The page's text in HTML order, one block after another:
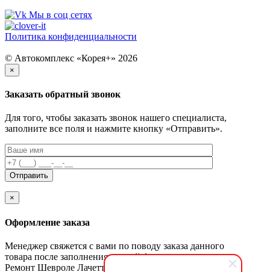
Мы в соц сетях
Политика конфиденциальности
© Автокомплекс «Корея+» 2026
×
Заказать обратный звонок
Для того, чтобы заказать звонок нашего специалиста,
заполните все поля и нажмите кнопку «Отправить».
×
Оформление заказа
Менеджер свяжется с вами по поводу заказа данного
товара после заполнения данной формы.
Ремонт Шевроле Лачетти